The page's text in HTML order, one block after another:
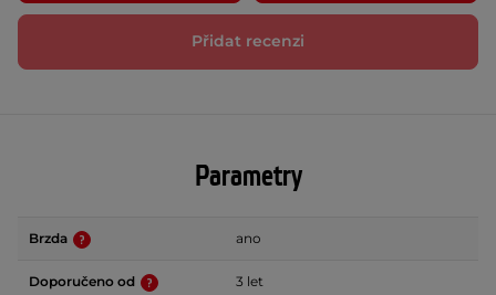
Přidat recenzi
Parametry
Brzda ano
Doporučeno od 3 let